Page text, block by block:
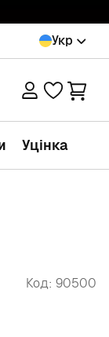
Укр
Уцінка
Код: 90500